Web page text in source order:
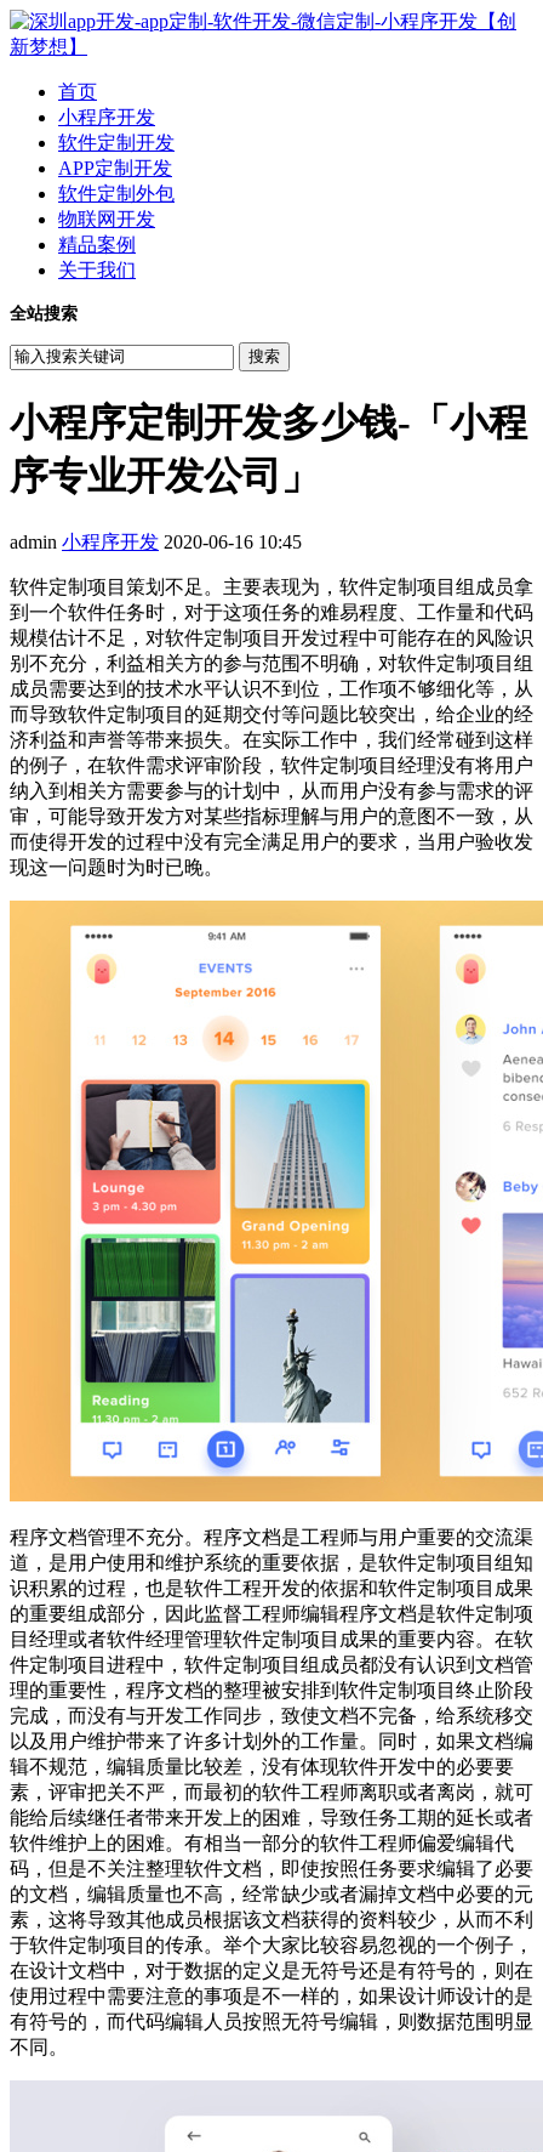
首页
小程序开发
软件定制开发
APP定制开发
软件定制外包
物联网开发
精品案例
关于我们
全站搜索
小程序定制开发多少钱-「小程
序专业开发公司」
admin 小程序开发 2020-06-16 10:45
软件定制项目策划不足。主要表现为，软件定制项目组成员拿
到一个软件任务时，对于这项任务的难易程度、工作量和代码
规模估计不足，对软件定制项目开发过程中可能存在的风险识
别不充分，利益相关方的参与范围不明确，对软件定制项目组
成员需要达到的技术水平认识不到位，工作项不够细化等，从
而导致软件定制项目的延期交付等问题比较突出，给企业的经
济利益和声誉等带来损失。在实际工作中，我们经常碰到这样
的例子，在软件需求评审阶段，软件定制项目经理没有将用户
纳入到相关方需要参与的计划中，从而用户没有参与需求的评
审，可能导致开发方对某些指标理解与用户的意图不一致，从
而使得开发的过程中没有完全满足用户的要求，当用户验收发
现这一问题时为时已晚。
程序文档管理不充分。程序文档是工程师与用户重要的交流渠
道，是用户使用和维护系统的重要依据，是软件定制项目组知
识积累的过程，也是软件工程开发的依据和软件定制项目成果
的重要组成部分，因此监督工程师编辑程序文档是软件定制项
目经理或者软件经理管理软件定制项目成果的重要内容。在软
件定制项目进程中，软件定制项目组成员都没有认识到文档管
理的重要性，程序文档的整理被安排到软件定制项目终止阶段
完成，而没有与开发工作同步，致使文档不完备，给系统移交
以及用户维护带来了许多计划外的工作量。同时，如果文档编
辑不规范，编辑质量比较差，没有体现软件开发中的必要要
素，评审把关不严，而最初的软件工程师离职或者离岗，就可
能给后续继任者带来开发上的困难，导致任务工期的延长或者
软件维护上的困难。有相当一部分的软件工程师偏爱编辑代
码，但是不关注整理软件文档，即使按照任务要求编辑了必要
的文档，编辑质量也不高，经常缺少或者漏掉文档中必要的元
素，这将导致其他成员根据该文档获得的资料较少，从而不利
于软件定制项目的传承。举个大家比较容易忽视的一个例子，
在设计文档中，对于数据的定义是无符号还是有符号的，则在
使用过程中需要注意的事项是不一样的，如果设计师设计的是
有符号的，而代码编辑人员按照无符号编辑，则数据范围明显
不同。